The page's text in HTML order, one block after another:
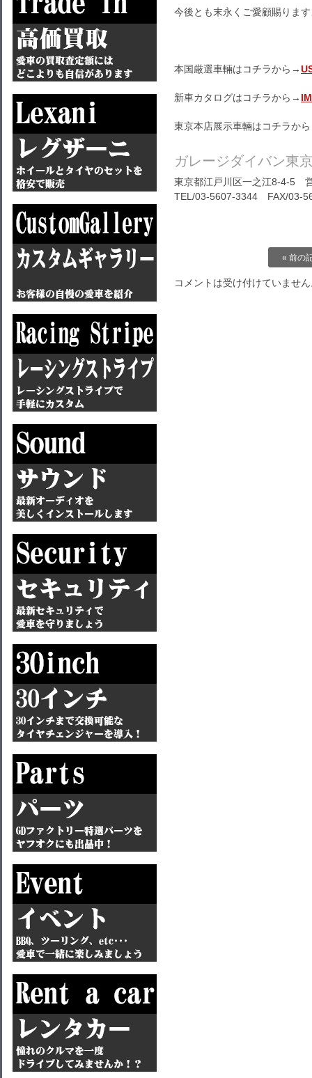
今後とも末永くご愛顧賜りま
本国厳選車輛はコチラから→
新車カタログはコチラから→
東京本店展示車輛はコチラか
ガレージダイバン東
東京都江戸川区一之江8-4-5
TEL/03-5607-3344 FAX/03-
« 前の
コメントは受け付けていませ